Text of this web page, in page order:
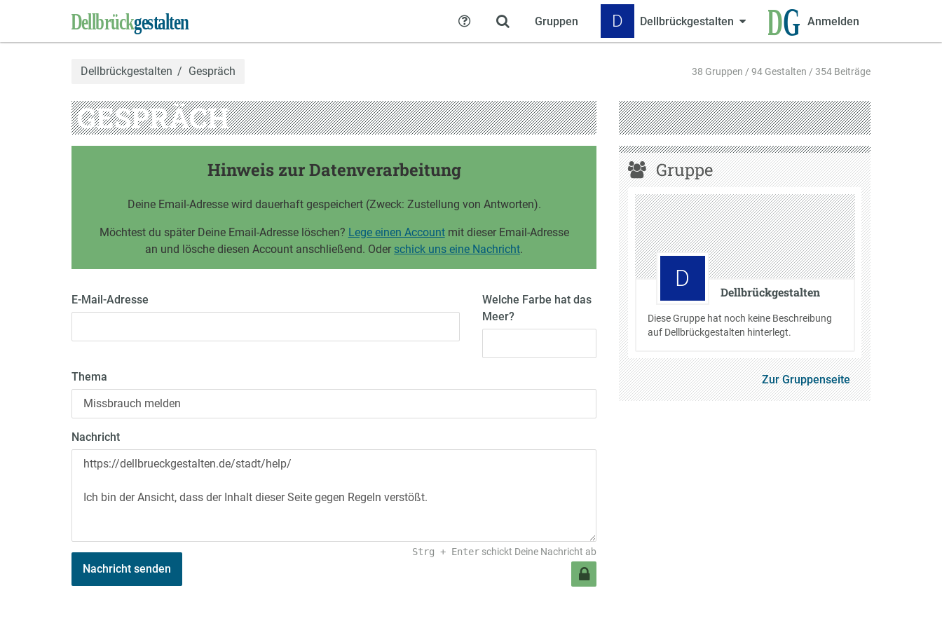
Gruppen D Dellbrückgestalten Anmelden
Hilfe
Dellbrückgestalten Gespräch 38 Gruppen / 94 Gestalten / 354 Beiträge
GESPRÄCH
Hinweis zur Datenverarbeitung
Deine Email-Adresse wird dauerhaft gespeichert (Zweck: Zustellung von Antworten).
Möchtest du später Deine Email-Adresse löschen? Lege einen Accountmit dieser Email-Adresse
an und lösche diesen Account anschließend. Oder schick uns eine Nachricht.
E-Mail-Adresse
Welche Farbe hat das
Meer?
Thema
Nachricht
Strg + Enter schickt Deine Nachricht ab
Nachricht senden
Gruppe
D
Dellbrückgestalten
Diese Gruppe hat noch keine Beschreibung
auf Dellbrückgestalten hinterlegt.
Zur Gruppenseite